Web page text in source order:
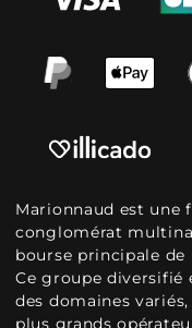
Marionnaud est une
conglomérat
bourse principale de
Ce groupe diversifié
des domaines
plus grands